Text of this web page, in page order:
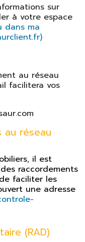
sur
à votre espace
dans ma
au réseau
facilitera vos
réseau
il est
raccordements
faciliter les
une adresse
(RAD)